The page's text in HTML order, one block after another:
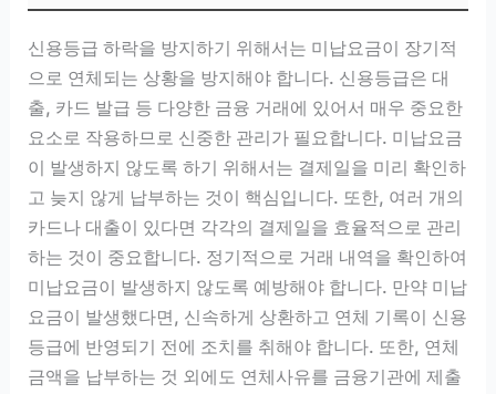
신용등급 하락을 방지하기 위해서는 미납요금이 장기적
으로 연체되는 상황을 방지해야 합니다. 신용등급은 대
출, 카드 발급 등 다양한 금융 거래에 있어서 매우 중요한
요소로 작용하므로 신중한 관리가 필요합니다. 미납요금
이 발생하지 않도록 하기 위해서는 결제일을 미리 확인하
고 늦지 않게 납부하는 것이 핵심입니다. 또한, 여러 개의
카드나 대출이 있다면 각각의 결제일을 효율적으로 관리
하는 것이 중요합니다. 정기적으로 거래 내역을 확인하여
미납요금이 발생하지 않도록 예방해야 합니다. 만약 미납
요금이 발생했다면, 신속하게 상환하고 연체 기록이 신용
등급에 반영되기 전에 조치를 취해야 합니다. 또한, 연체
금액을 납부하는 것 외에도 연체사유를 금융기관에 제출